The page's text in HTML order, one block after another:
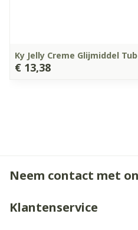
Ky Jelly Creme Glijmiddel
€ 13,38
Neem contact met
Klantenservice